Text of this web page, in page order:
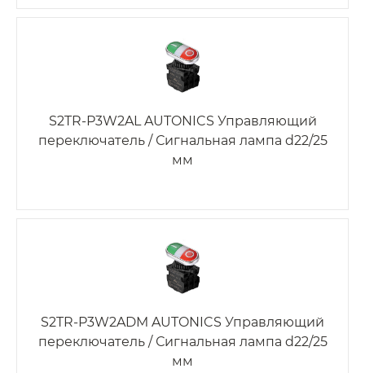
S2TR-P3W2AL AUTONICS Управляющий
переключатель / Сигнальная лампа d22/25
мм
S2TR-P3W2ADM AUTONICS Управляющий
переключатель / Сигнальная лампа d22/25
мм